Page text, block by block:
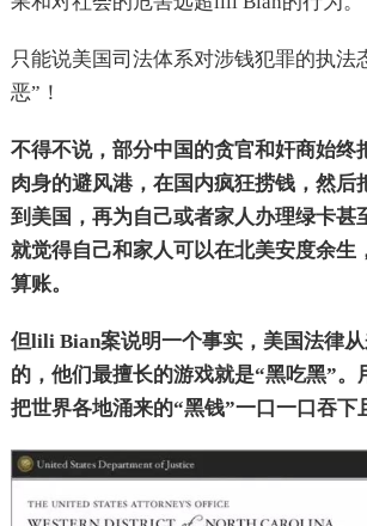
只能说美国司法体系对涉钱犯罪的执法
恶”！
不得不说，部分中国的贪官和奸商始终
肉身的避风港，在国内疯狂捞钱，然后
到美国，再为自己或者家人办理绿卡甚
就觉得自己和家人可以在北美安度余生
算账。
但lili Bian案说明一个事实，美国法律
的，他们最擅长的游戏就是“黑吃黑”。
把世界各地涌来的“黑钱”一口一口吞下